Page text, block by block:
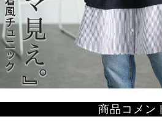
商品コメン